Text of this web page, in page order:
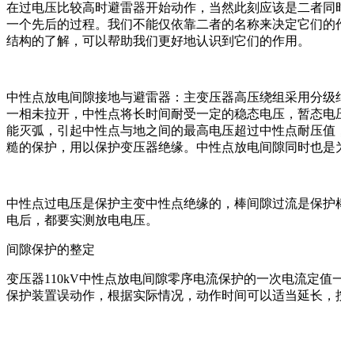
在过电压比较高时避雷器开始动作，当然此刻应该是二者
一个先后的过程。我们不能仅依靠二者的名称来决定它们
结构的了解，可以帮助我们更好地认识到它们的作用。
中性点放电间隙接地与避雷器：主变压器高压绕组采用分
一相未拉开，中性点将长时间耐受一定的稳态电压，暂态
能灭弧，引起中性点与地之间的最高电压超过中性点耐压
糙的保护，用以保护变压器绝缘。中性点放电间隙同时也
中性点过电压是保护主变中性点绝缘的，棒间隙过流是保
电后，都要实测放电电压。
间隙保护的整定
变压器110kV中性点放电间隙零序电流保护的一次电流定
保护装置误动作，根据实际情况，动作时间可以适当延长，